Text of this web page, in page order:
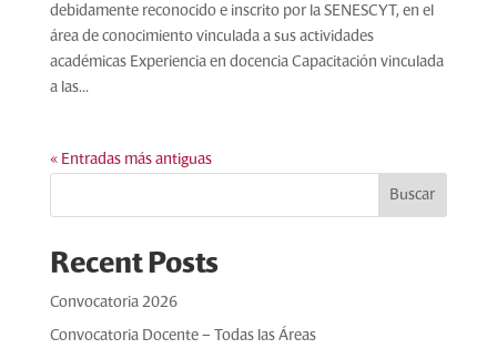
debidamente reconocido e inscrito por la SENESCYT, en el
área de conocimiento vinculada a sus actividades
académicas Experiencia en docencia Capacitación vinculada
a las...
« Entradas más antiguas
Buscar
Recent Posts
Convocatoria 2026
Convocatoria Docente – Todas las Áreas